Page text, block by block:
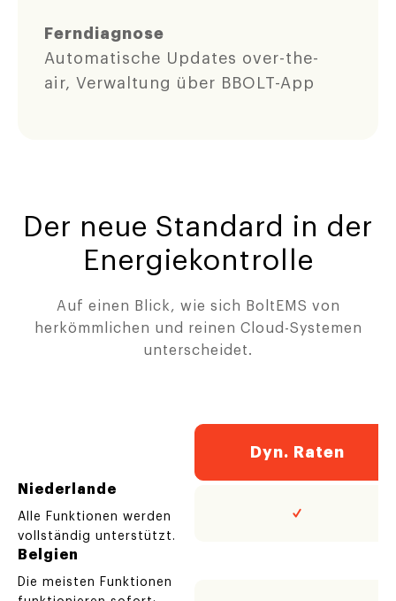
Ferndiagnose
Automatische Updates over-the-
air, Verwaltung über BBOLT-App
Der neue Standard in der
Energiekontrolle
Auf einen Blick, wie sich BoltEMS von
herkömmlichen und reinen Cloud-Systemen
unterscheidet.
Dyn. Raten
Niederlande
Alle Funktionen werden
vollständig unterstützt.
Belgien
Die meisten Funktionen